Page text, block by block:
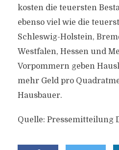
kosten die teuersten
ebenso viel wie die
Schleswig-Holstein,
Westfalen, Hessen und
Vorpommern geben
mehr Geld pro
Hausbauer.
Quelle: Pressemitteilung